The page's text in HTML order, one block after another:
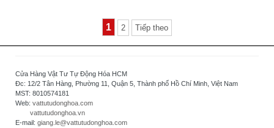
1 2 Tiếp theo
Cửa Hàng Vật Tư Tự Động Hóa HCM
Đc: 12/2 Tân Hàng, Phường 11, Quận 5, Thành phố Hồ Chí Minh, Việt Nam
MST: 8010574181
Web: vattutudonghoa.com
vattutudonghoa.vn
E-mail: giang.le@vattutudonghoa.com